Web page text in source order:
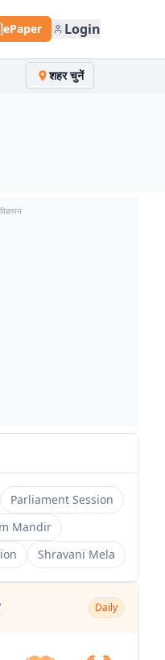
ePaper Login
शहर चुनें
विज्ञापन
Parliament Session
Mandir
Shravani Mela
Daily